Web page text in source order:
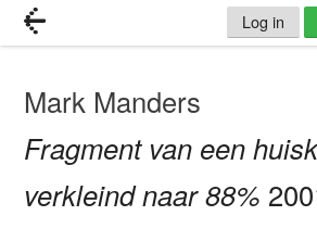
Log in
Mark Manders
Fragment van een
verkleind naar 88%